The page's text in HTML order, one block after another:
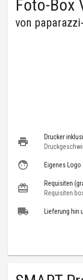
Foto-Box
von
Drucker
Eigenes Logo
Requisiten
Requisiten
Lieferung hin